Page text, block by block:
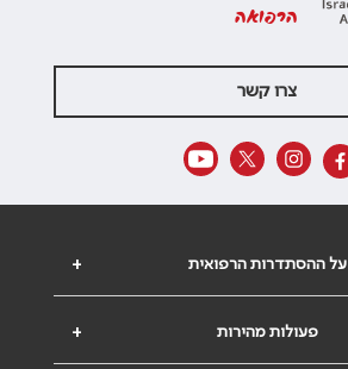
הרפואה
צרו קשר
+ על ההסתדרות הרפואית
+ פעולות מהירות